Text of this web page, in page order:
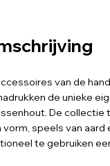
van de
de unieke
De
vorm, speels van aard
te gebruiken